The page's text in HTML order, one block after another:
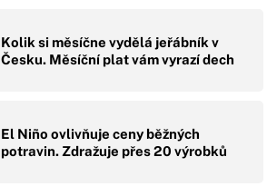
Kolik si měsíčne vydělá jeřábník v
Česku. Měsíční plat vám vyrazí dech
El Niño ovlivňuje ceny běžných
potravin. Zdražuje přes 20 výrobků